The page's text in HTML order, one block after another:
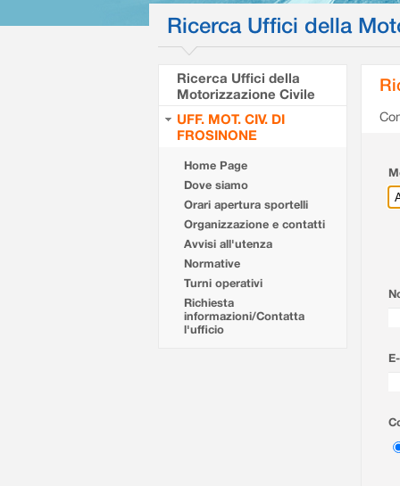
Ricerca Uffici della
Ricerca Uffici della
Motorizzazione Civile
UFF. MOT. CIV. DI
FROSINONE
Home Page
Dove siamo
Orari apertura sportelli
Organizzazione e contatti
Avvisi all'utenza
Normative
Turni operativi
Richiesta
informazioni/Contatta
l'ufficio